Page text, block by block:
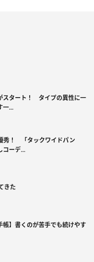
スタート！ タイプの異性に一
...
秀！ 「タックワイドパン
コーデ...
きた
帳】書くのが苦手でも続けやす